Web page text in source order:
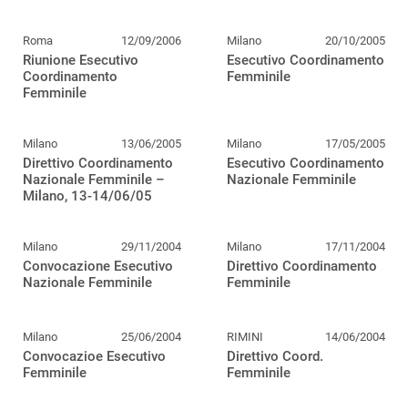
Roma 12/09/2006
Riunione Esecutivo
Coordinamento
Femminile
Milano 20/10/2005
Esecutivo Coordinamento
Femminile
Milano 13/06/2005
Direttivo Coordinamento
Nazionale Femminile –
Milano, 13-14/06/05
Milano 17/05/2005
Esecutivo Coordinamento
Nazionale Femminile
Milano 29/11/2004
Convocazione Esecutivo
Nazionale Femminile
Milano 17/11/2004
Direttivo Coordinamento
Femminile
Milano 25/06/2004
Convocazioe Esecutivo
Femminile
RIMINI 14/06/2004
Direttivo Coord.
Femminile